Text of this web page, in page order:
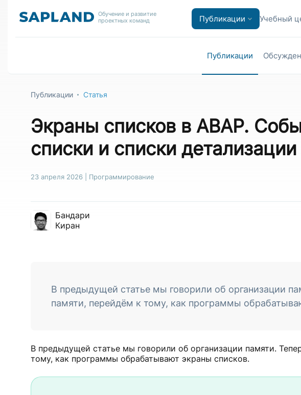
Обучение и развитие
проектных команд
Публикации Учебный
Публикации
Публикации Статья
Экраны списков в ABAP.
списки и списки детализации
23 апреля 2026 Программирование
Бандари
Киран
В предыдущей статье мы говорили об организации
памяти, перейдём к тому, как программы
В предыдущей статье мы говорили об организации памяти.
тому, как программы обрабатывают экраны списков.